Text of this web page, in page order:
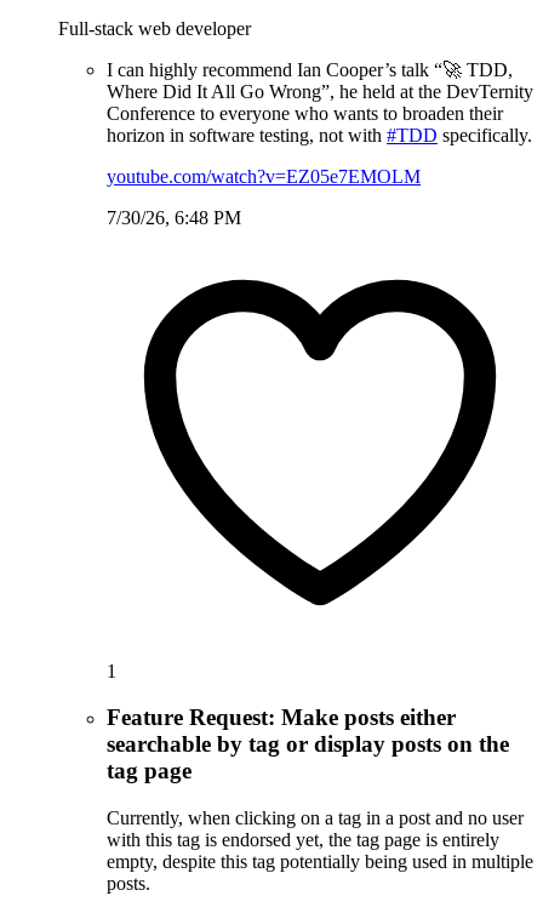
Full-stack web developer
I can highly recommend Ian Cooper’s talk “🚀 TDD,
Where Did It All Go Wrong”, he held at the DevTernity
Conference to everyone who wants to broaden their
horizon in software testing, not with #TDD specifically.
youtube.com/watch?v=EZ05e7EMOLM
7/30/26, 6:48 PM
1
Feature Request: Make posts either
searchable by tag or display posts on the
tag page
Currently, when clicking on a tag in a post and no user
with this tag is endorsed yet, the tag page is entirely
empty, despite this tag potentially being used in multiple
posts.